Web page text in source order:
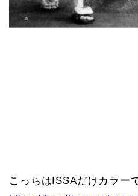
こっちはISSAだけカラー